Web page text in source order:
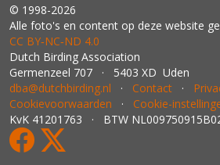
© 1998-2026
Alle foto's en content op deze website
CC BY‑NC‑ND 4.0
Dutch Birding Association
Germenzeel 707 · 5403 XD Uden
dba@dutchbirding.nl · Contact ·
Cookievoorwaarden · Cookie-
KvK 41201763 · BTW